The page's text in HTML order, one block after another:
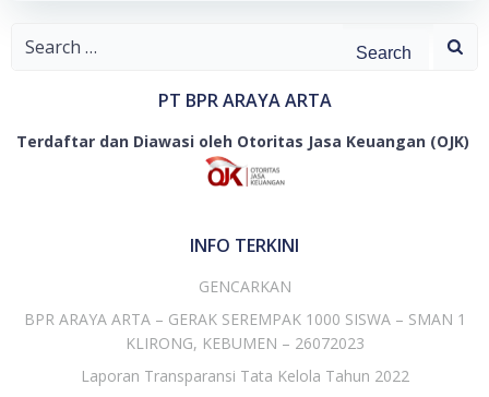
Search
PT BPR ARAYA ARTA
Terdaftar dan Diawasi oleh Otoritas Jasa Keuangan (OJK)
INFO TERKINI
GENCARKAN
BPR ARAYA ARTA – GERAK SEREMPAK 1000 SISWA – SMAN 1
KLIRONG, KEBUMEN – 26072023
Laporan Transparansi Tata Kelola Tahun 2022